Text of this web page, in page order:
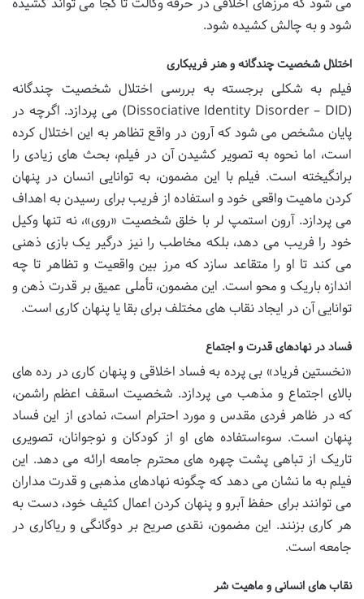
شود و به چالش کشیده شود.
اختلال شخصیت چندگانه و هنر فریبکاری
فیلم به شکلی برجسته به بررسی اختلال شخصیت چندگانه
(Dissociative Identity Disorder – DID) می پردازد. اگرچه در
پایان مشخص می شود که آرون در واقع تظاهر به این اختلال کرده
است، اما نحوه به تصویر کشیدن آن در فیلم، بحث های زیادی را
برانگیخته است. فیلم با این مضمون، به توانایی انسان در پنهان
کردن ماهیت واقعی خود و استفاده از فریب برای رسیدن به اهداف
می پردازد. آرون استمپ لر با خلق شخصیت «روی»، نه تنها وکیل
خود را فریب می دهد، بلکه مخاطب را نیز درگیر یک بازی ذهنی
می کند تا او را متقاعد سازد که مرز بین واقعیت و تظاهر تا چه
اندازه باریک و محو است. این مضمون، تأملی عمیق بر قدرت ذهن و
توانایی آن در ایجاد نقاب های مختلف برای بقا یا پنهان کاری است.
فساد در نهادهای قدرت و اجتماع
«نخستین فریاد» بی پرده به فساد اخلاقی و پنهان کاری در رده های
بالای اجتماع و مذهب می پردازد. شخصیت اسقف اعظم راشمن،
که در ظاهر فردی مقدس و مورد احترام است، نمادی از این فساد
پنهان است. سوءاستفاده های او از کودکان و نوجوانان، تصویری
تاریک از تباهی پشت چهره های محترم جامعه ارائه می دهد. این
فیلم به ما نشان می دهد که چگونه نهادهای مذهبی و قدرت مداران
می توانند برای حفظ آبرو و پنهان کردن اعمال کثیف خود، دست به
هر کاری بزنند. این مضمون، نقدی صریح بر دوگانگی و ریاکاری در
جامعه است.
نقاب های انسانی و ماهیت شر